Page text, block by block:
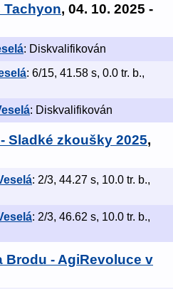
Tachyon, 04. 10. 2025 -
: Diskvalifikován
: 6/15, 41.58 s, 0.0 tr. b.,
: Diskvalifikován
Sladké zkoušky 2025,
: 2/3, 44.27 s, 10.0 tr. b.,
: 2/3, 46.62 s, 10.0 tr. b.,
Brodu - AgiRevoluce v